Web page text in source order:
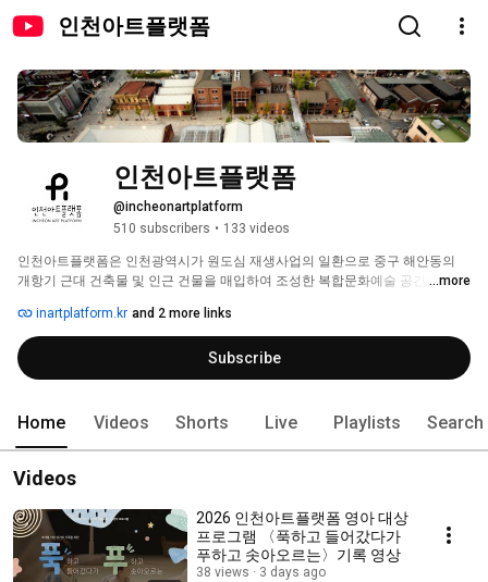
인천아트플랫폼
인천아트플랫폼
@incheonartplatform
510 subscribers • 133 videos
인천아트플랫폼은 인천광역시가 원도심 재생사업의 일환으로 중구 해안동의
개항기 근대 건축물 및 인근 건물을 매입하여 조성한 복합문화예술 공간입니다.
...more
inartplatform.kr and 2 more links
Subscribe
Home Videos Shorts Live Playlists Search
Videos
2026 인천아트플랫폼 영아 대상
프로그램 〈푹하고 들어갔다가
푸하고 솟아오르는〉기록 영상
38 views 3 days ago